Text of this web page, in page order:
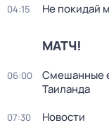
04:15 Не покидай
МАТЧ!
06:00
Смешанные
Таиланда
07:30 Новости